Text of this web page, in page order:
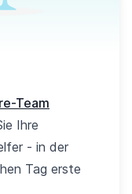
Team
Ihre
- in der
Tag erste